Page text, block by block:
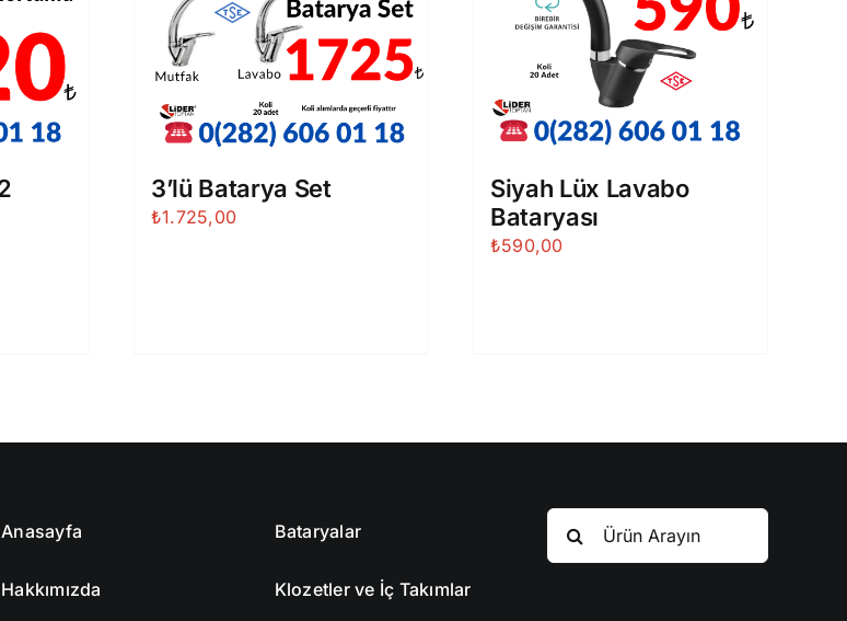
3’lü Batarya Set
₺1.725,00
Siyah Lüx Lavabo
Bataryası
₺590,00
Anasayfa
Hakkımızda
Bataryalar
Klozetler ve İç Takımlar